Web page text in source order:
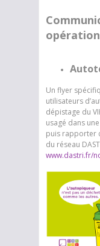
Un flyer
utilisateurs
dépistage du
usagé dans
puis rapporter
du réseau
www.dastri.fr/